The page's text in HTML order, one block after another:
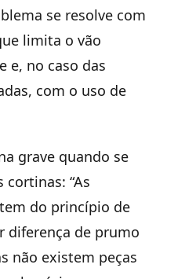
se resolve com
limita o vão
e, no caso das
com o uso de
grave quando se
“As
do princípio de
diferença de prumo
não existem peças